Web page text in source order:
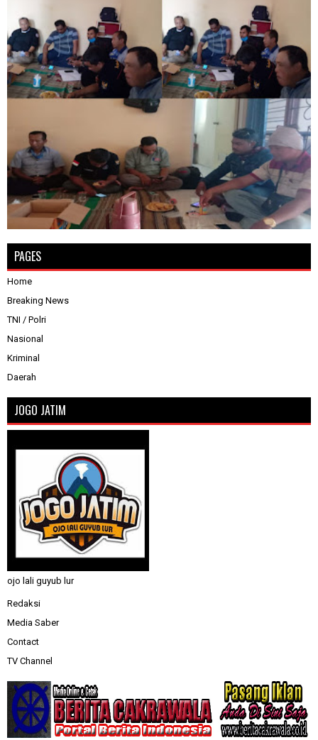
PAGES
Home
Breaking News
TNI / Polri
Nasional
Kriminal
Daerah
JOGO JATIM
ojo lali guyub lur
Redaksi
Media Saber
Contact
TV Channel